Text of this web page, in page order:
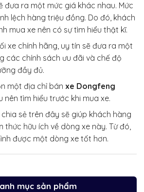
mục sản phẩm
đưa ra một mức giá khác nhau. Mức
lệch hàng triệu đồng. Do đó, khách
mua xe nên có sự tìm hiểu thật kĩ.
xe chính hãng, uy tín sẽ đưa ra một
các chính sách ưu đãi và chế độ
đầy đủ.
một địa chỉ bán xe Dongfeng
nên tìm hiểu trước khi mua xe.
sẻ trên đây sẽ giúp khách hàng
thức hữu ích về dòng xe này. Từ đó,
được một dòng xe tốt hơn.